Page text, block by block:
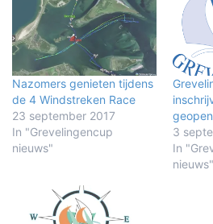
Nazomers genieten tijdens
de 4 Windstreken Race
23 september 2017
In "Grevelingencup
nieuws"
3
In
nieuws"